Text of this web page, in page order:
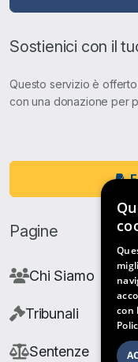
Sostienici con il
Questo servizio è
con una donazione per
Pagine
Chi Siamo
Tribunali
Sentenze
con